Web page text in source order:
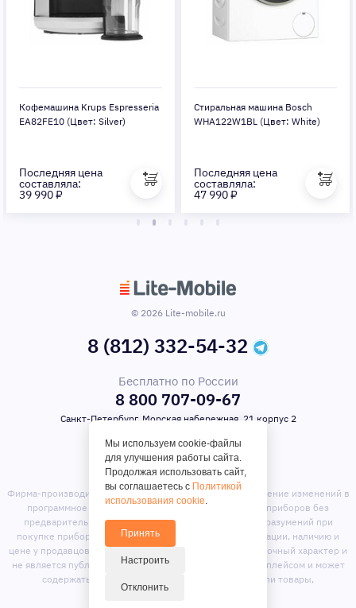
Кофемашина Krups Espresseria
EA82FE10 (Цвет: Silver)
Последняя цена
составляла:
39 990 ₽
Стиральная машина Bosch
WHA122W1BL (Цвет: White)
Последняя цена
составляла:
47 990 ₽
© 2026 Lite-mobile.ru
8 (812) 332-54-32
Бесплатно по России
8 800 707-09-67
Санкт-Петербург, Морская набережная, 21 корпус 2
Фирма-производитель оставляет за собой право на внесение изменений в
программное обеспечение, дизайн и комплектацию приборов без
предварительного уведомления. Во избежание недоразумений при
покупке приборов уточняйте информацию о комплектации, наличию и
цене у продавцов. Вся информация на сайте носит справочный характер и
не является публичной офертой. Сайт является маркет-плейсом и может
содержать предложения сторонних продавцов или товары,
отсутствующие на складе магазина.
Мы используем cookie-файлы
для улучшения работы сайта.
Продолжая использовать сайт,
вы соглашаетесь с Политикой
использования cookie.
Принять
Настроить
Отклонить